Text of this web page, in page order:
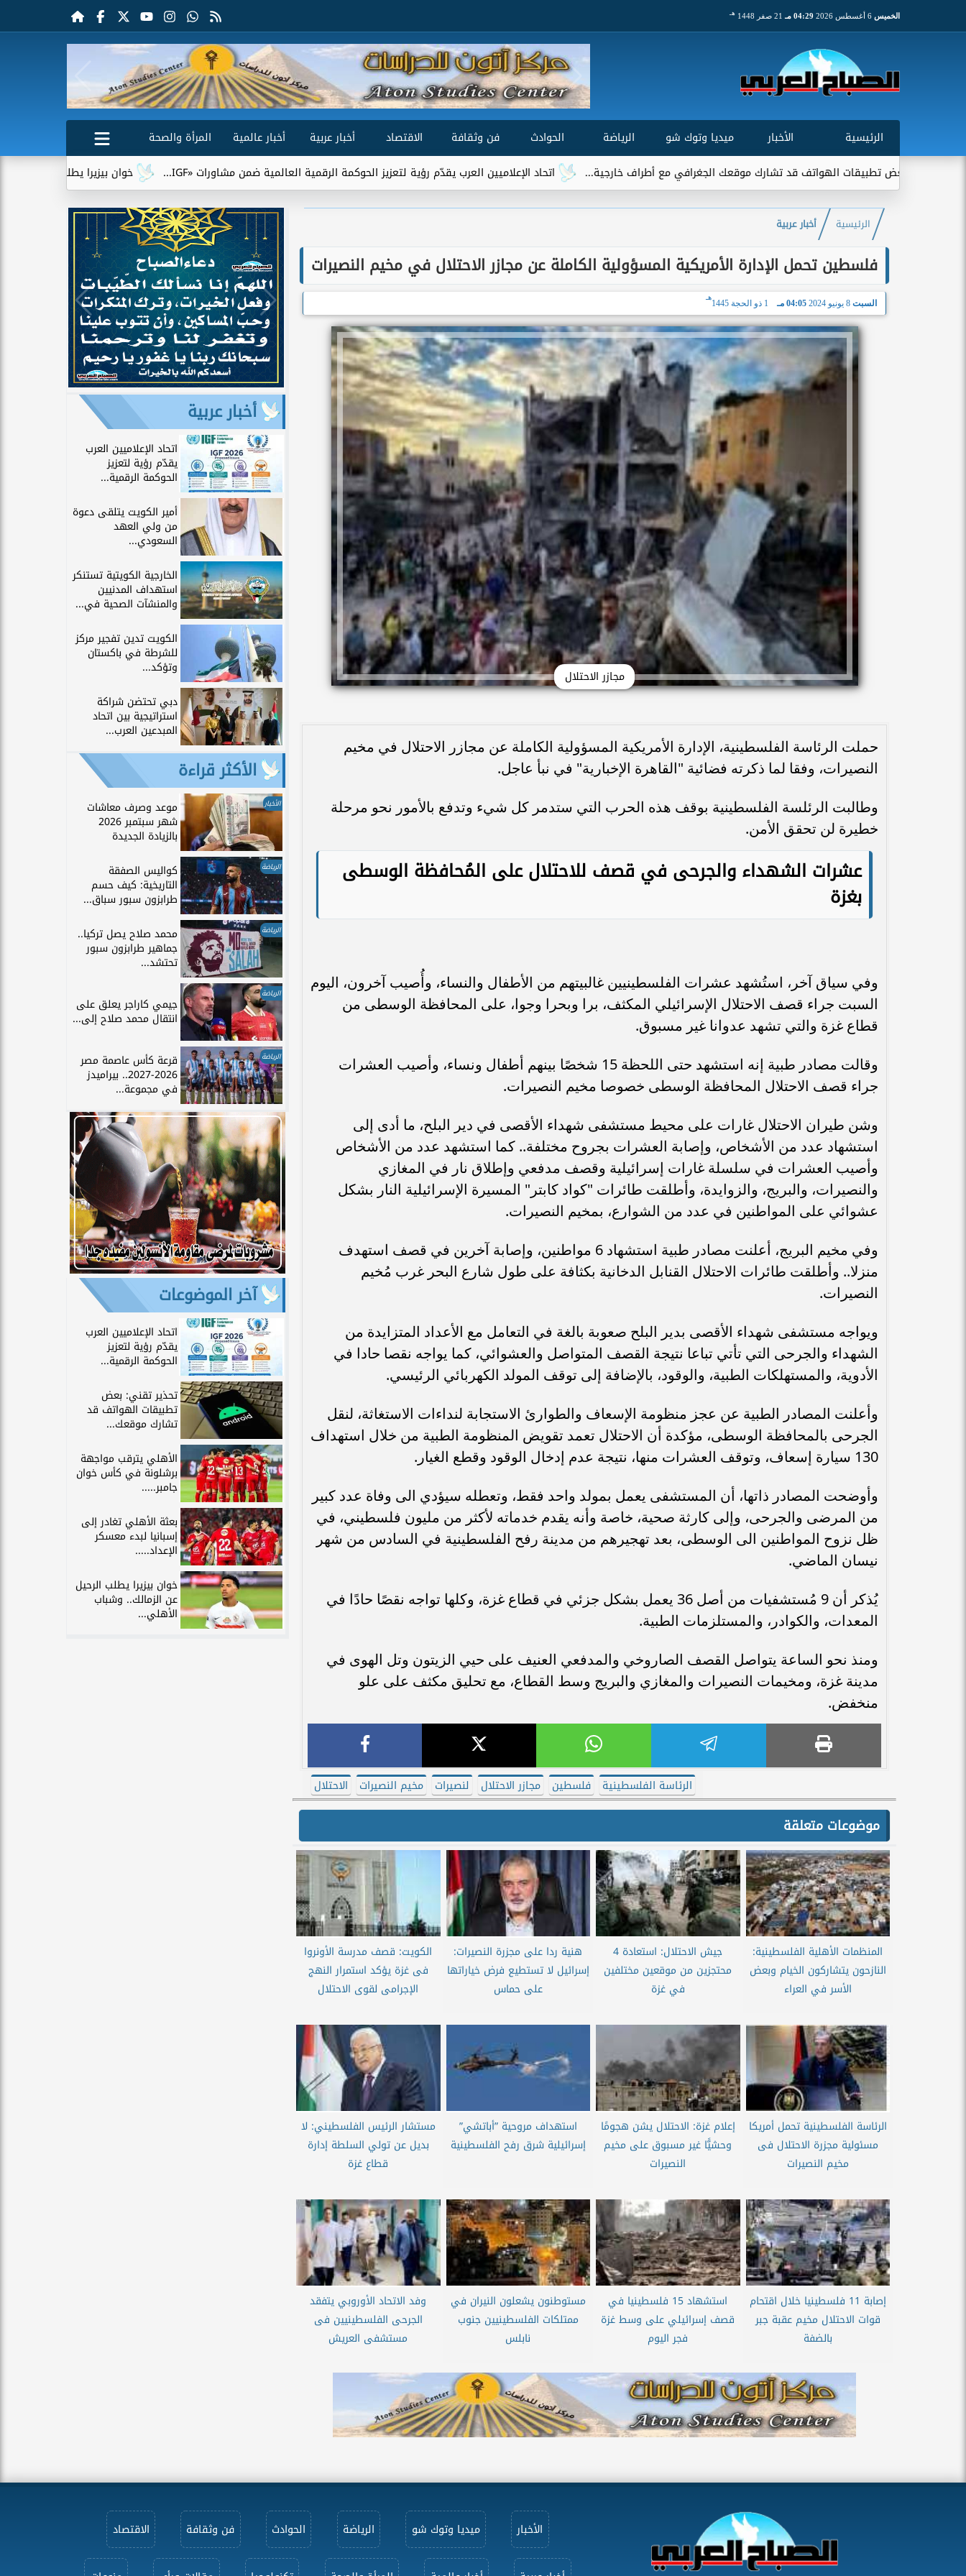
الخميس 04:29 مـ 21 صفر 1448 هـ
الرئيسية الأخبار ميديا وتوك شو الرياضة الحوادث فن وثقافة الاقتصاد أخبار عربية أخبار عالمية
المرأة والصحة
خوان بيزيرا يطلب الرحيل عن الزمالك..
اتحاد الإعلاميين العرب يقدّم رؤية لتعزيز الحوكمة الرقمية العالمية ضمن مشاورات «IGF... تطبيقات الهواتف قد تشارك موقعك الجغرافي مع أطراف خارجية...
الرئيسية أخبار عربية
فلسطين تحمل الإدارة الأمريكية المسؤولية الكاملة عن مجازر الاحتلال في مخيم النصيرات
السبت 8 يونيو 2024 04:05 مـ 1 ذو الحجة 1445
هـ
مجازر الاحتلال
حملت الرئاسة الفلسطينية، الإدارة الأمريكية المسؤولية الكاملة عن مجازر الاحتلال في مخيم
النصيرات، وفقا لما ذكرته فضائية "القاهرة الإخبارية" في نبأ عاجل.
وطالبت الرئلسة الفلسطينية بوقف هذه الحرب التي ستدمر كل شيء وتدفع بالأمور نحو مرحلة
خطيرة لن تحقق الأمن.
عشرات الشهداء والجرحى في قصف للاحتلال على المُحافظة الوسطى
بغزة
وفي سياق آخر، استُشهد عشرات الفلسطينيين غالبيتهم من الأطفال والنساء، وأُصيب آخرون، اليوم
السبت جراء قصف الاحتلال الإسرائيلي المكثف، برا وبحرا وجوا، على المحافظة الوسطى من
قطاع غزة والتي تشهد عدوانا غير مسبوق.
وقالت مصادر طبية إنه استشهد حتى اللحظة 15 شخصًا بينهم أطفال ونساء، وأصيب العشرات
جراء قصف الاحتلال المحافظة الوسطى خصوصا مخيم النصيرات.
وشن طيران الاحتلال غارات على محيط مستشفى شهداء الأقصى في دير البلح، ما أدى إلى
استشهاد عدد من الأشخاص، وإصابة العشرات بجروح مختلفة.. كما استشهد عدد من الأشخاص
وأصيب العشرات في سلسلة غارات إسرائيلية وقصف مدفعي وإطلاق نار في المغازي
والنصيرات، والبريج، والزوايدة، وأطلقت طائرات "كواد كابتر" المسيرة الإسرائيلية النار بشكل
عشوائي على المواطنين في عدد من الشوارع، بمخيم النصيرات.
وفي مخيم البريج، أعلنت مصادر طبية استشهاد 6 مواطنين، وإصابة آخرين في قصف استهدف
منزلا.. وأطلقت طائرات الاحتلال القنابل الدخانية بكثافة على طول شارع البحر غرب مُخيم
النصيرات.
ويواجه مستشفى شهداء الأقصى بدير البلح صعوبة بالغة في التعامل مع الأعداد المتزايدة من
الشهداء والجرحى التي تأتي تباعا نتيجة القصف المتواصل والعشوائي، كما يواجه نقصا حادا في
الأدوية، والمستهلكات الطبية، والوقود، بالإضافة إلى توقف المولد الكهربائي الرئيسي.
وأعلنت المصادر الطبية عن عجز منظومة الإسعاف والطوارئ الاستجابة لنداءات الاستغاثة، لنقل
الجرحى بالمحافظة الوسطى، مؤكدة أن الاحتلال تعمد تقويض المنظومة الطبية من خلال استهداف
130 سيارة إسعاف، وتوقف العشرات منها، نتيجة عدم إدخال الوقود وقطع الغيار.
وأوضحت المصادر ذاتها، أن المستشفى يعمل بمولد واحد فقط، وتعطله سيؤدي الى وفاة عدد كبير
من المرضى والجرحى، وإلى كارثة صحية، خاصة وأنه يقدم خدماته لأكثر من مليون فلسطيني، في
ظل نزوح المواطنين الى الوسطى، بعد تهجيرهم من مدينة رفح الفلسطينية في السادس من شهر
نيسان الماضي.
يُذكر أن 9 مُستشفيات من أصل 36 يعمل بشكل جزئي في قطاع غزة، وكلها تواجه نقصًا حادًا في
المعدات، والكوادر، والمستلزمات الطبية.
ومنذ نحو الساعة يتواصل القصف الصاروخي والمدفعي العنيف على حيي الزيتون وتل الهوى في
مدينة غزة، ومخيمات النصيرات والمغازي والبريج وسط القطاع، مع تحليق مكثف على علو
منخفض.
الرئاسة الفلسطينية فلسطين مجازر الاحتلال لنصيرات مخيم النصيرات الاحتلال
موضوعات متعلقة
المنظمات الأهلية الفلسطينية:
النازحون يتشاركون الخيام وبعض
الأسر في العراء
جيش الاحتلال: استعادة 4
محتجزين من موقعين مختلفين
في غزة
هنية ردا على مجزرة النصيرات:
إسرائيل لا تستطيع فرض خياراتها
على حماس
الكويت: قصف مدرسة الأونروا
فى غزة يؤكد استمرار النهج
الإجرامى لقوى الاحتلال
الرئاسة الفلسطينية تحمل أمريكا
مسئولية مجزرة الاحتلال فى
مخيم النصيرات
إعلام غزة: الاحتلال يشن هجومًا
وحشيًّا غير مسبوق على مخيم
النصيرات
استهداف مروحية ”أباتشي”
إسرائيلية شرق رفح الفلسطينية
مستشار الرئيس الفلسطيني: لا
بديل عن تولي السلطة إدارة
قطاع غزة
إصابة 11 فلسطينيا خلال اقتحام
قوات الاحتلال مخيم عقبة جبر
بالضفة
استشهاد 15 فلسطينيا في
قصف إسرائيلي على وسط غزة
فجر اليوم
مستوطنون يشعلون النيران في
ممتلكات الفلسطينيين جنوب
نابلس
وفد الاتحاد الأوروبي يتفقد
الجرحى الفلسطينيين فى
مستشفى العريش
أخبار عربية
اتحاد الإعلاميين العرب
يقدّم رؤية لتعزيز
الحوكمة الرقمية...
أمير الكويت يتلقى دعوة
من ولي العهد
السعودي...
الخارجية الكويتية تستنكر
استهداف المدنيين
والمنشآت الصحية في...
الكويت تدين تفجير مركز
للشرطة في باكستان
وتؤكد...
دبي تحتضن شراكة
استراتيجية بين اتحاد
المبدعين العرب...
الأكثر قراءة
الأخبار موعد وصرف معاشات
شهر سبتمبر 2026
بالزيادة الجديدة
الرياضة كواليس الصفقة
التاريخية: كيف حسم
طرابزون سبور سباق...
الرياضة محمد صلاح يصل تركيا..
جماهير طرابزون سبور
تحتشد...
الرياضة
جيمي كاراجر يعلق على
انتقال محمد صلاح إلى...
الرياضة قرعة كأس عاصمة مصر
2026-2027.. بيراميدز
في مجموعة...
آخر الموضوعات
اتحاد الإعلاميين العرب
يقدّم رؤية لتعزيز
الحوكمة الرقمية...
تحذير تقني: بعض
تطبيقات الهواتف قد
تشارك موقعك...
الأهلي يترقب مواجهة
برشلونة في كأس خوان
جامبر.....
بعثة الأهلي تغادر إلى
إسبانيا لبدء معسكر
الإعداد.....
خوان بيزيرا يطلب الرحيل
عن الزمالك.. وشباب
الأهلي...
الأخبار ميديا وتوك شو الرياضة الحوادث فن وثقافة الاقتصاد